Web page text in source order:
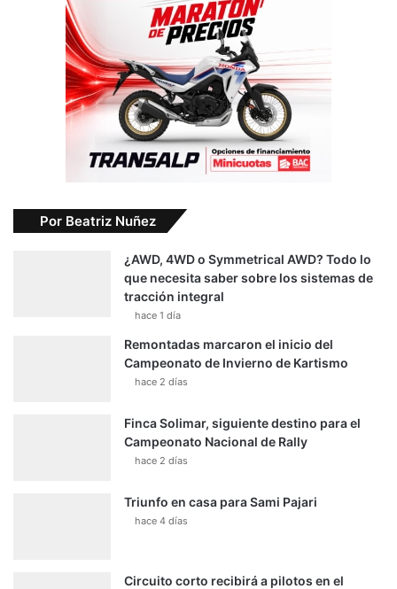
Por Beatriz Nuñez
¿AWD, 4WD o Symmetrical AWD? Todo lo
que necesita saber sobre los sistemas de
tracción integral
hace 1 día
Remontadas marcaron el inicio del
Campeonato de Invierno de Kartismo
hace 2 días
Finca Solimar, siguiente destino para el
Campeonato Nacional de Rally
hace 2 días
Triunfo en casa para Sami Pajari
hace 4 días
Circuito corto recibirá a pilotos en el